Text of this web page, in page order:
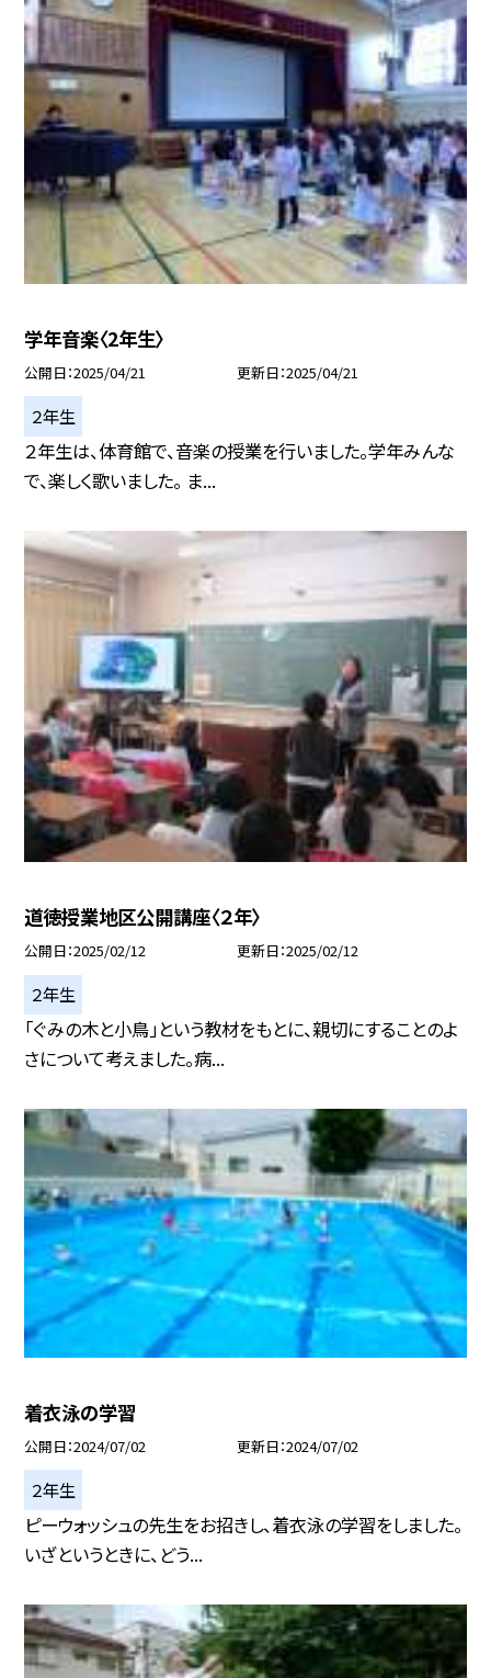
学年音楽〈2年生〉
公開日 2025/04/21 更新日 2025/04/21
２年生
２年生は、体育館で、音楽の授業を行いました。学年みんな
で、楽しく歌いました。 ま...
道徳授業地区公開講座〈２年〉
公開日 2025/02/12 更新日 2025/02/12
２年生
「ぐみの木と小鳥」という教材をもとに、親切にすることのよ
さについて考えました。病...
着衣泳の学習
公開日 2024/07/02 更新日 2024/07/02
２年生
ピーウォッシュの先生をお招きし、着衣泳の学習をしました。
いざというときに、どう...